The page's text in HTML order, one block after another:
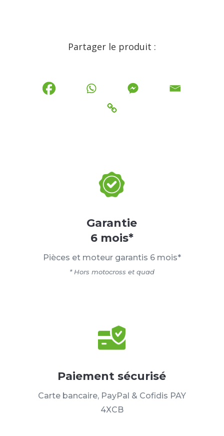
Partager le produit :
Garantie
6 mois*
Pièces et moteur garantis 6 mois*
* Hors motocross et quad
Paiement sécurisé
Carte bancaire, PayPal & Cofidis PAY
4XCB